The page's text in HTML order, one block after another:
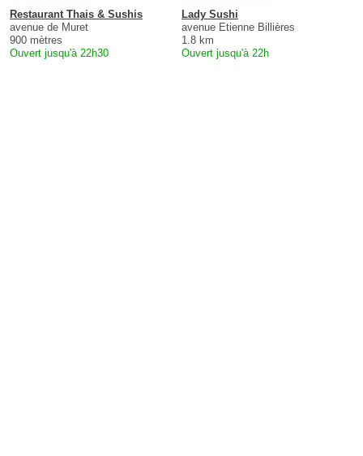
Restaurant Thais & Sushis
avenue de Muret
900 mètres
Ouvert jusqu'à 22h30
Lady Sushi
avenue Etienne Billières
1.8 km
Ouvert jusqu'à 22h